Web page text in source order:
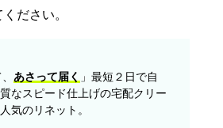
ださい。
あさって届く 」最短２日で自
なスピード仕上げの宅配クリー
気のリネット。